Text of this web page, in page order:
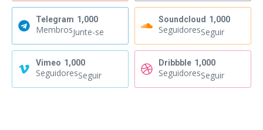
Telegram 1,000
MembrosJunte-se
Soundcloud 1,000
SeguidoresSeguir
Vimeo 1,000
SeguidoresSeguir
Dribbble 1,000
SeguidoresSeguir